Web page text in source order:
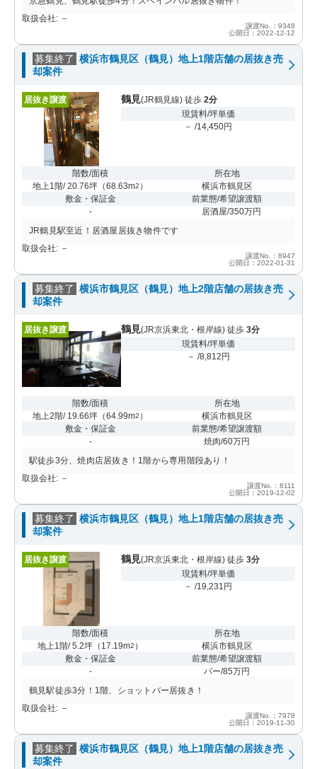
取扱会社: －
譲渡No.：9348
公開日：2022-12-12
募集終了 横浜市鶴見区（鶴見）地上1階店舗の居抜き売
却案件
居抜き譲渡 鶴見(JR鶴見線) 徒歩 2分
現賃料/坪単価
－ /14,450円
階数/面積
地上1階/ 20.76坪 （68.63m2 ）
所在地
横浜市鶴見区
敷金・保証金
-
前業態/希望譲渡額
居酒屋/350万円
JR鶴見駅至近！居酒屋居抜き物件です
取扱会社: －
譲渡No.：8947
公開日：2022-01-31
募集終了 横浜市鶴見区（鶴見）地上2階店舗の居抜き売
却案件
居抜き譲渡 鶴見(JR京浜東北・根岸線) 徒歩 3分
現賃料/坪単価
－ /8,812円
階数/面積
地上2階/ 19.66坪 （64.99m2 ）
所在地
横浜市鶴見区
敷金・保証金
-
前業態/希望譲渡額
焼肉/60万円
駅徒歩3分、焼肉店居抜き！1階から専用階段あり！
取扱会社: －
譲渡No.：8111
公開日：2019-12-02
募集終了 横浜市鶴見区（鶴見）地上1階店舗の居抜き売
却案件
居抜き譲渡 鶴見(JR京浜東北・根岸線) 徒歩 3分
現賃料/坪単価
－ /19,231円
階数/面積
地上1階/ 5.2坪 （ 17.19m2 ）
所在地
横浜市鶴見区
敷金・保証金
-
前業態/希望譲渡額
バー/85万円
鶴見駅徒歩3分！1階、ショットバー居抜き！
取扱会社: －
譲渡No.：7978
公開日：2019-11-30
募集終了 横浜市鶴見区（鶴見）地上1階店舗の居抜き売
却案件